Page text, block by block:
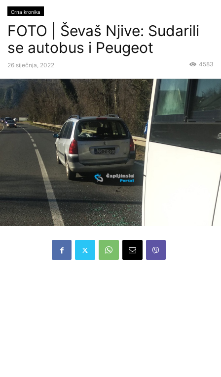
Crna kronika
FOTO | Ševaš Njive: Sudarili
se autobus i Peugeot
26 siječnja, 2022 4583